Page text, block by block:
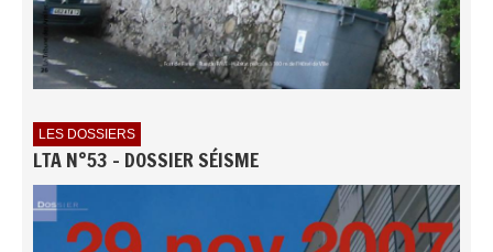
LES DOSSIERS
LTA N°53 - DOSSIER SÉISME